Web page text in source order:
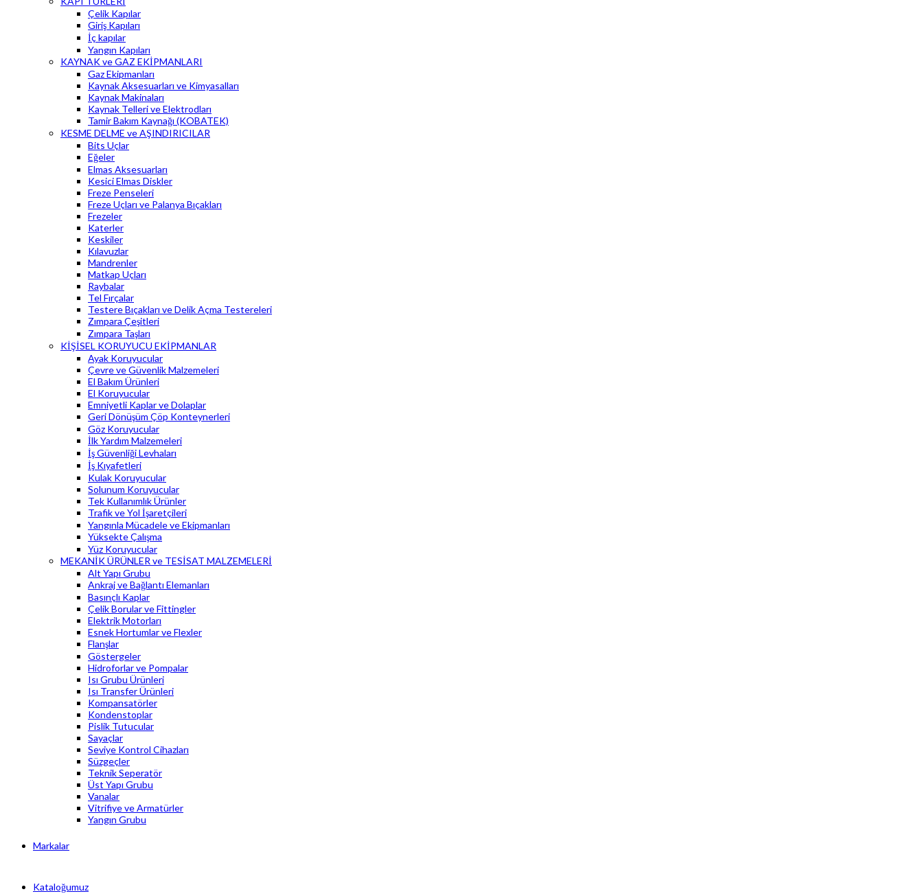
Çelik Kapılar
Giriş Kapıları
İç kapılar
Yangın Kapıları
KAYNAK ve GAZ EKİPMANLARI
Gaz Ekipmanları
Kaynak Aksesuarları ve Kimyasalları
Kaynak Makinaları
Kaynak Telleri ve Elektrodları
Tamir Bakım Kaynağı (KOBATEK)
KESME DELME ve AŞINDIRICILAR
Bits Uçlar
Eğeler
Elmas Aksesuarları
Kesici Elmas Diskler
Freze Penseleri
Freze Uçları ve Palanya Bıçakları
Frezeler
Katerler
Keskiler
Kılavuzlar
Mandrenler
Matkap Uçları
Raybalar
Tel Fırçalar
Testere Bıçakları ve Delik Açma Testereleri
Zımpara Çeşitleri
Zımpara Taşları
KİŞİSEL KORUYUCU EKİPMANLAR
Ayak Koruyucular
Çevre ve Güvenlik Malzemeleri
El Bakım Ürünleri
El Koruyucular
Emniyetli Kaplar ve Dolaplar
Geri Dönüşüm Çöp Konteynerleri
Göz Koruyucular
İlk Yardım Malzemeleri
İş Güvenliği Levhaları
İş Kıyafetleri
Kulak Koruyucular
Solunum Koruyucular
Tek Kullanımlık Ürünler
Trafik ve Yol İşaretçileri
Yangınla Mücadele ve Ekipmanları
Yüksekte Çalışma
Yüz Koruyucular
MEKANİK ÜRÜNLER ve TESİSAT MALZEMELERİ
Alt Yapı Grubu
Ankraj ve Bağlantı Elemanları
Basınçlı Kaplar
Çelik Borular ve Fittingler
Elektrik Motorları
Esnek Hortumlar ve Flexler
Flanşlar
Göstergeler
Hidroforlar ve Pompalar
Isı Grubu Ürünleri
Isı Transfer Ürünleri
Kompansatörler
Kondenstoplar
Pislik Tutucular
Sayaçlar
Seviye Kontrol Cihazları
Süzgeçler
Teknik Seperatör
Üst Yapı Grubu
Vanalar
Vitrifiye ve Armatürler
Yangın Grubu
Markalar
Kataloğumuz